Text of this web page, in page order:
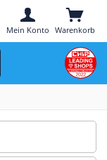
Warenkorb
Mein Konto